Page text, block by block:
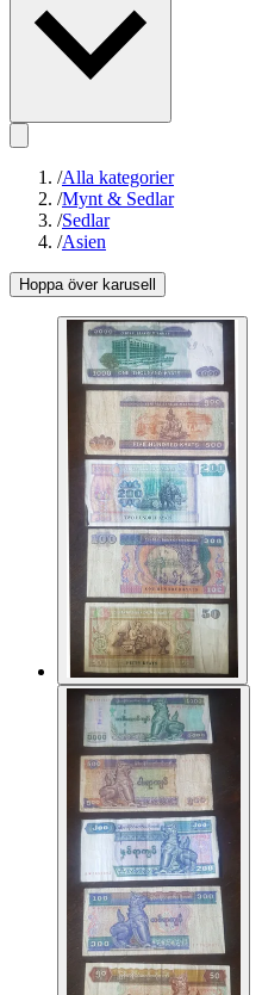
/Alla kategorier
/Mynt & Sedlar
/Sedlar
/Asien
Hoppa över karusell